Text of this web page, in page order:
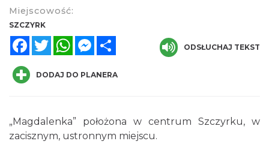
Miejscowość:
SZCZYRK
FacebookTwitterWhatsAppMessenger
ODSŁUCHAJ TEKST
DODAJ DO PLANERA
„Magdalenka” położona w centrum Szczyrku, w
zacisznym, ustronnym miejscu.